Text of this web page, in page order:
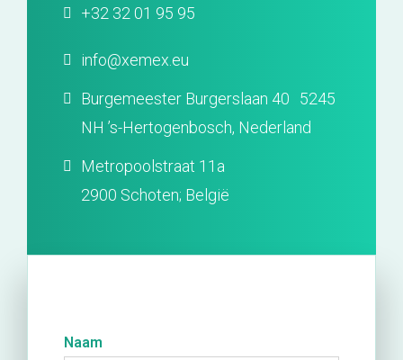
+32 32 01 95 95
info@xemex.eu
Burgemeester Burgerslaan 40 5245
NH ’s-Hertogenbosch, Nederland
Metropoolstraat 11a
2900 Schoten; België
Naam